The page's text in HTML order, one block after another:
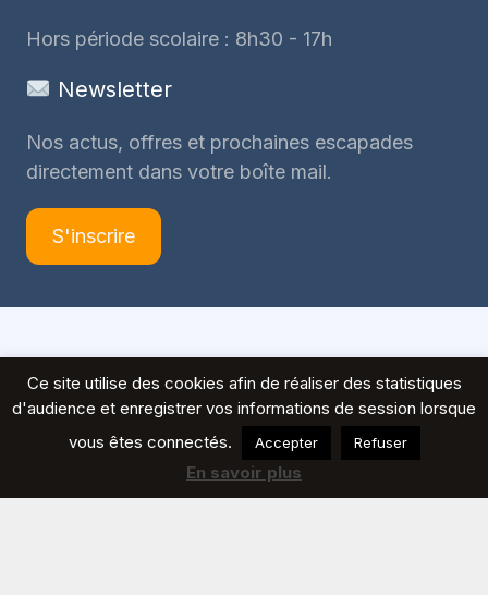
Hors période scolaire : 8h30 - 17h
Newsletter
Nos actus, offres et prochaines escapades
directement dans votre boîte mail.
S'inscrire
Ce site utilise des cookies afin de réaliser des statistiques
d'audience et enregistrer vos informations de session lorsque
vous êtes connectés.
Accepter Refuser
En savoir plus